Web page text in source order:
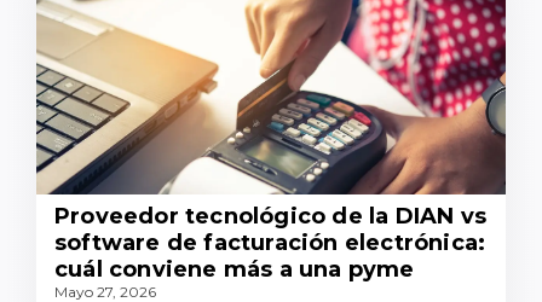
Proveedor tecnológico de la DIAN vs
software de facturación electrónica:
cuál conviene más a una pyme
Mayo 27, 2026